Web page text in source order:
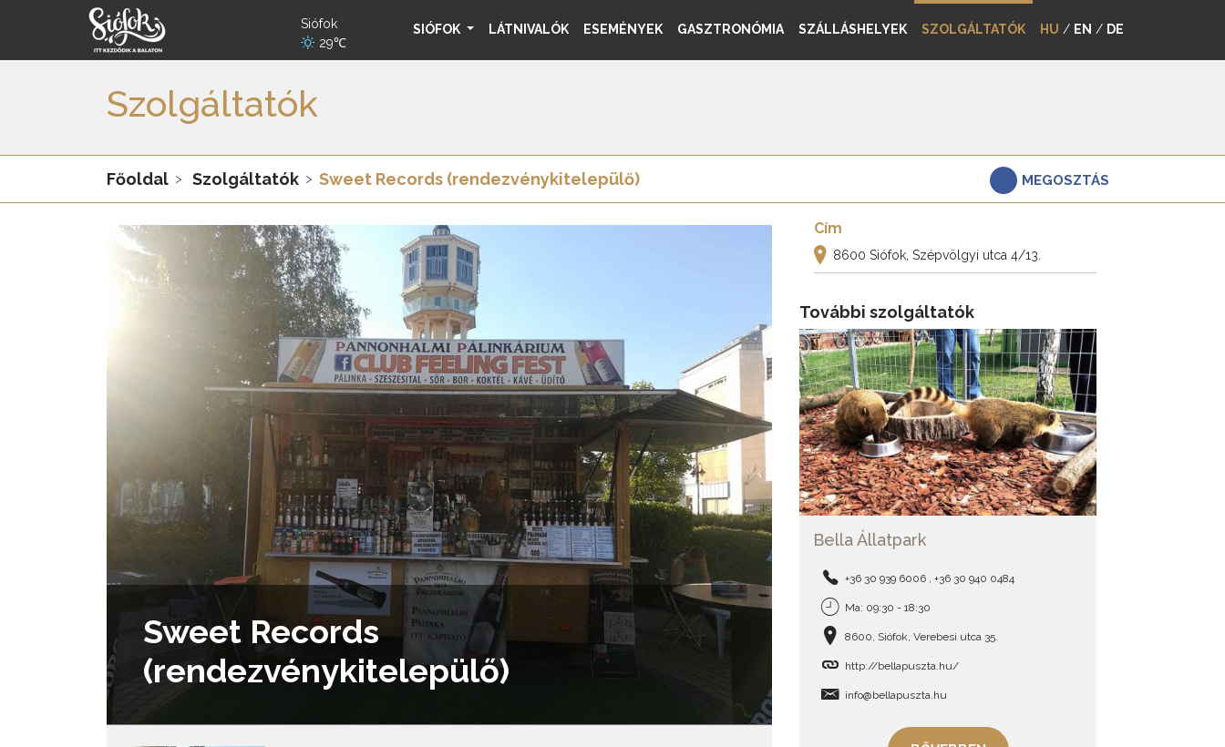
Siófok
29℃
SIÓFOK LÁTNIVALÓK ESEMÉNYEK GASZTRONÓMIA SZÁLLÁSHELYEK SZOLGÁLTATÓK HU / EN / DE
Szolgáltatók
Főoldal Szolgáltatók Sweet Records (rendezvénykitelepülő) MEGOSZTÁS
Sweet Records
(rendezvénykitelepülő)
Cím
8600 Siófok, Szépvölgyi utca 4/13.
További szolgáltatók
Bella Állatpark
+36 30 939 6006 , +36 30 940 0484
Ma: 09:30 - 18:30
8600, Siófok, Verebesi utca 35.
http://bellapuszta.hu/
info@bellapuszta.hu